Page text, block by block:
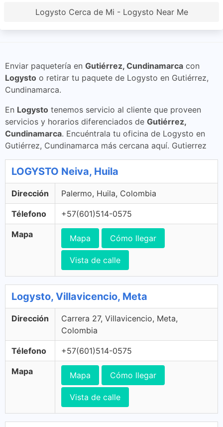
Logysto Cerca de Mi - Logysto Near Me
Enviar paquetería en Gutiérrez, Cundinamarca con
Logysto o retirar tu paquete de Logysto en Gutiérrez,
Cundinamarca.
En Logysto tenemos servicio al cliente que proveen
servicios y horarios diferenciados de Gutiérrez,
Cundinamarca. Encuéntrala tu oficina de Logysto en
Gutiérrez, Cundinamarca más cercana aquí. Gutierrez
LOGYSTO Neiva, Huila
Dirección Palermo, Huila, Colombia
Télefono +57(601)514-0575
Mapa Mapa Cómo llegar
Vista de calle
Logysto, Villavicencio, Meta
Dirección
Carrera 27, Villavicencio, Meta,
Colombia
Télefono +57(601)514-0575
Mapa Mapa Cómo llegar
Vista de calle